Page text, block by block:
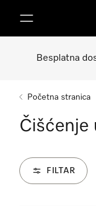
Besplatna
Početna stranica
Čišćenje
FILTAR